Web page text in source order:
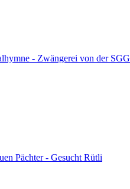
- Zwängerei von der SGG
Pächter - Gesucht Rütli